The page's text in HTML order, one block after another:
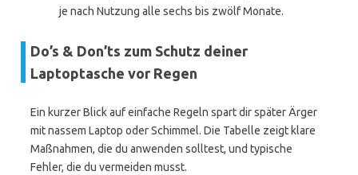
je nach Nutzung alle sechs bis zwölf Monate.
Do’s & Don’ts zum Schutz deiner
Laptoptasche vor Regen
Ein kurzer Blick auf einfache Regeln spart dir später Ärger
mit nassem Laptop oder Schimmel. Die Tabelle zeigt klare
Maßnahmen, die du anwenden solltest, und typische
Fehler, die du vermeiden musst.